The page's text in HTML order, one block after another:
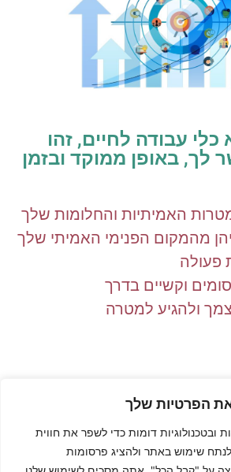
הפרטיות שלך
ובטכנולוגיות דומות כדי לשפר את חווית
שימוש באתר ולהציג פרסומות
כלי עבודה לחיים, זהו
לך, באופן ממוקד ובזמן
האמיתיות והחלומות שלך
מהמקום הפנימי האמיתי שלך
פעולה
וקשיים בדרך
ולהגיע למטרה
היחיד הוא
(פתגם עממי)